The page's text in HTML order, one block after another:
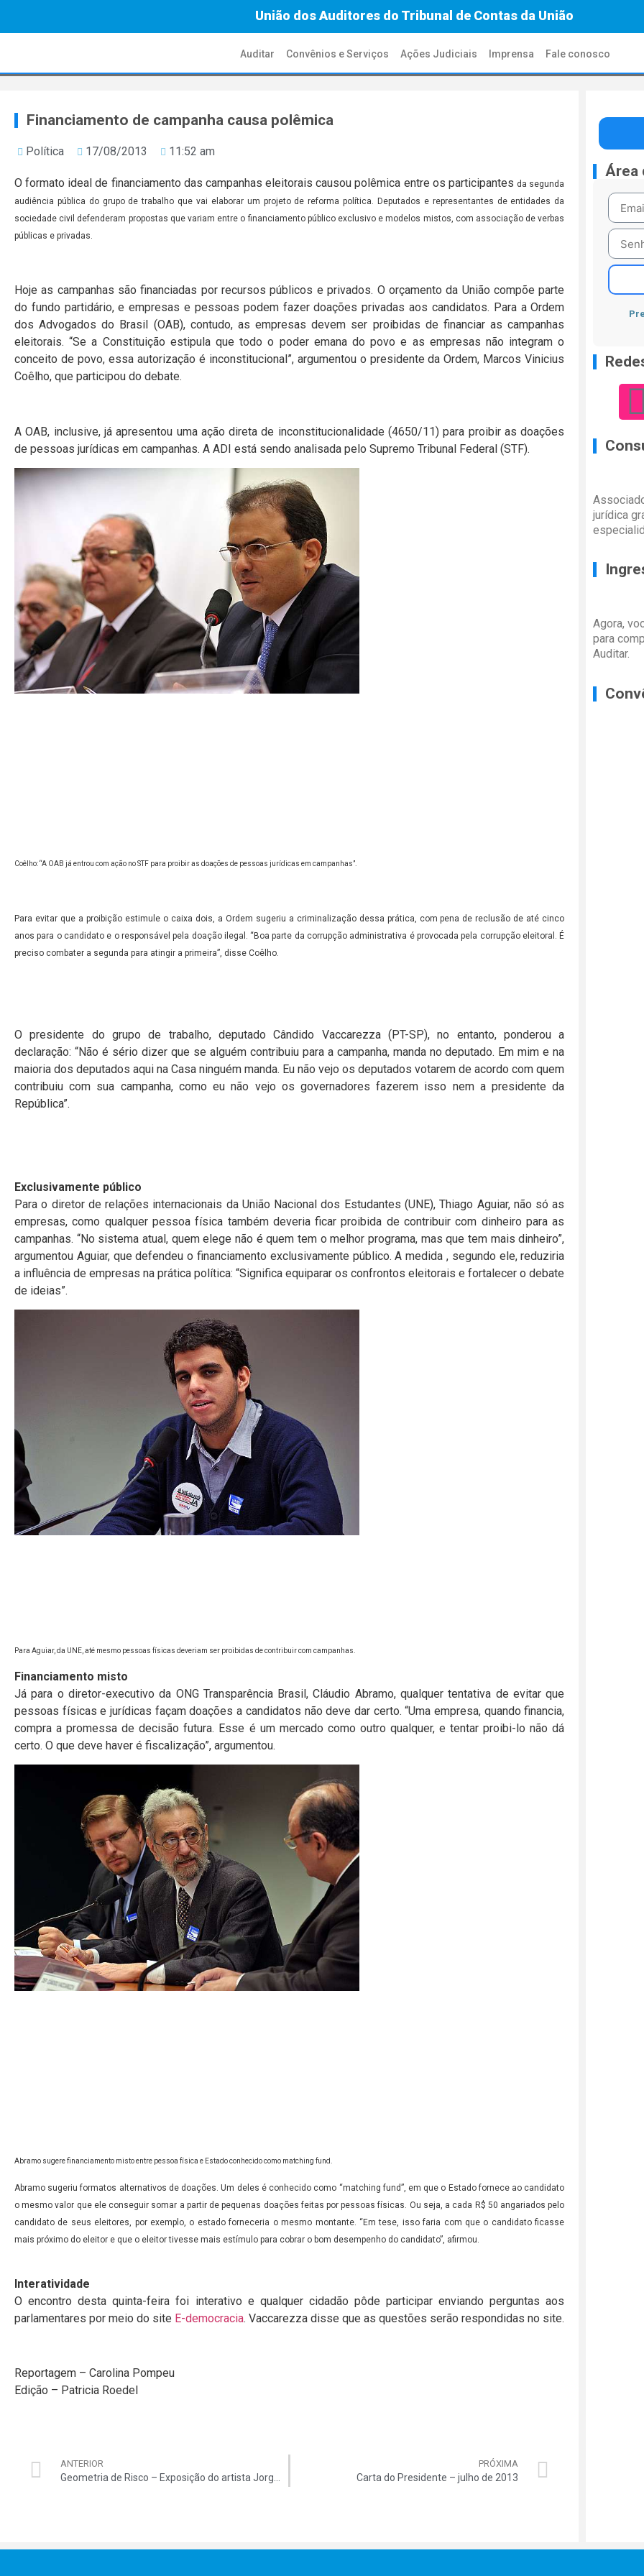
União dos Auditores do Tribunal de Contas da União
Auditar Convênios e Serviços Ações Judiciais Imprensa Fale conosco
Financiamento de campanha causa polêmica
Política 17/08/2013 11:52 am
O formato ideal de financiamento das campanhas eleitorais causou polêmica entre os participantes da segunda
audiência pública do grupo de trabalho que vai elaborar um projeto de reforma política. Deputados e representantes de entidades da
sociedade civil defenderam propostas que variam entre o financiamento público exclusivo e modelos mistos, com associação de verbas
públicas e privadas.
Hoje as campanhas são financiadas por recursos públicos e privados. O orçamento da União compõe parte
do fundo partidário, e empresas e pessoas podem fazer doações privadas aos candidatos. Para a Ordem
dos Advogados do Brasil (OAB), contudo, as empresas devem ser proibidas de financiar as campanhas
eleitorais. “Se a Constituição estipula que todo o poder emana do povo e as empresas não integram o
conceito de povo, essa autorização é inconstitucional”, argumentou o presidente da Ordem, Marcos Vinicius
Coêlho, que participou do debate.
A OAB, inclusive, já apresentou uma ação direta de inconstitucionalidade (4650/11) para proibir as doações
de pessoas jurídicas em campanhas. A ADI está sendo analisada pelo Supremo Tribunal Federal (STF).
Coêlho: “A OAB já entrou com ação no STF para proibir as doações de pessoas jurídicas em campanhas”.
Para evitar que a proibição estimule o caixa dois, a Ordem sugeriu a criminalização dessa prática, com pena de reclusão de até cinco
anos para o candidato e o responsável pela doação ilegal. “Boa parte da corrupção administrativa é provocada pela corrupção eleitoral. É
preciso combater a segunda para atingir a primeira”, disse Coêlho.
O presidente do grupo de trabalho, deputado Cândido Vaccarezza (PT-SP), no entanto, ponderou a
declaração: “Não é sério dizer que se alguém contribuiu para a campanha, manda no deputado. Em mim e na
maioria dos deputados aqui na Casa ninguém manda. Eu não vejo os deputados votarem de acordo com quem
contribuiu com sua campanha, como eu não vejo os governadores fazerem isso nem a presidente da
República”.
Exclusivamente público
Para o diretor de relações internacionais da União Nacional dos Estudantes (UNE), Thiago Aguiar, não só as
empresas, como qualquer pessoa física também deveria ficar proibida de contribuir com dinheiro para as
campanhas. “No sistema atual, quem elege não é quem tem o melhor programa, mas que tem mais dinheiro”,
argumentou Aguiar, que defendeu o financiamento exclusivamente público. A medida , segundo ele, reduziria
a influência de empresas na prática política: “Significa equiparar os confrontos eleitorais e fortalecer o debate
de ideias”.
Para Aguiar, da UNE, até mesmo pessoas físicas deveriam ser proibidas de contribuir com campanhas.
Financiamento misto
Já para o diretor-executivo da ONG Transparência Brasil, Cláudio Abramo, qualquer tentativa de evitar que
pessoas físicas e jurídicas façam doações a candidatos não deve dar certo. “Uma empresa, quando financia,
compra a promessa de decisão futura. Esse é um mercado como outro qualquer, e tentar proibi-lo não dá
certo. O que deve haver é fiscalização”, argumentou.
Abramo sugere financiamento misto entre pessoa física e Estado conhecido como matching fund.
Abramo sugeriu formatos alternativos de doações. Um deles é conhecido como “matching fund”, em que o Estado fornece ao candidato
o mesmo valor que ele conseguir somar a partir de pequenas doações feitas por pessoas físicas. Ou seja, a cada R$ 50 angariados pelo
candidato de seus eleitores, por exemplo, o estado forneceria o mesmo montante. “Em tese, isso faria com que o candidato ficasse
mais próximo do eleitor e que o eleitor tivesse mais estímulo para cobrar o bom desempenho do candidato”, afirmou.
Interatividade
O encontro desta quinta-feira foi interativo e qualquer cidadão pôde participar enviando perguntas aos
parlamentares por meio do site E-democracia. Vaccarezza disse que as questões serão respondidas no site.
Reportagem – Carolina Pompeu
Edição – Patricia Roedel
ANTERIOR PRÓXIMA
Carta do Presidente – julho de 2013
Área
jurídica
Agora,
para
Auditar.